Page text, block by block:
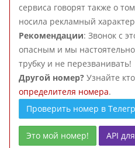
сервиса говорят также о
носила рекламный
Рекомендации: Звонок с
опасным и мы
трубку и не перезванивать!
Другой номер? Узнайте
определителя номера.
Проверить номер в
Это мой номер! API